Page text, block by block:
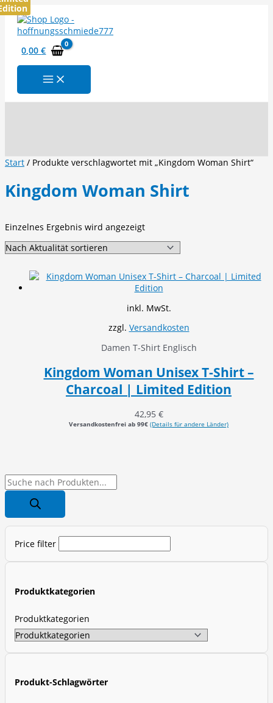
Zum
Inhalt
springen
0,00€
P
o
d
c
Price filter
Produktkategorien
Produktkategorien
Produkt-Schlagwörter
Start / Produkte verschlagwortet mit „Kingdom Woman Shirt“
Kingdom Woman Shirt
Einzelnes Ergebnis wird angezeigt
inkl. MwSt.
zzgl. Versandkosten
Damen T-Shirt Englisch
Kingdom Woman Unisex T-Shirt –
Charcoal | Limited Edition
42,95 €
Versandkostenfrei ab 99€ (Details für andere Länder)